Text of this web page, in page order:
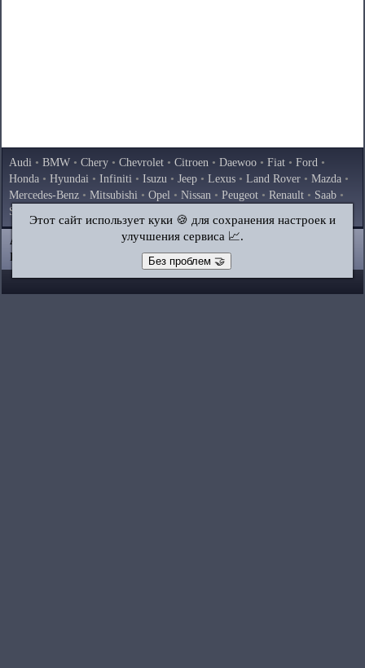
Audi • BMW • Chery • Chevrolet • Citroen • Daewoo • Fiat • Ford •
Honda • Hyundai • Infiniti • Isuzu • Jeep • Lexus • Land Rover • Mazda •
Mercedes-Benz • Mitsubishi • Opel • Nissan • Peugeot • Renault • Saab •
Skoda
Volkswagen
AutoInstruction.ru © 2020–2026|Полная версия
Карта сайта
Контакты|Поиск по сайту
Этот сайт использует куки 🍪 для сохранения настроек и
улучшения сервиса 📈.
Без проблем 🤝